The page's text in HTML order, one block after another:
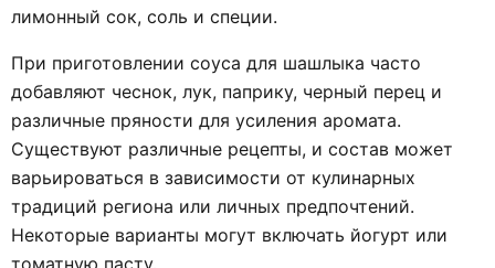
лимонный сок, соль и специи.
При приготовлении соуса для шашлыка часто
добавляют чеснок, лук, паприку, черный перец и
различные пряности для усиления аромата.
Существуют различные рецепты, и состав может
варьироваться в зависимости от кулинарных
традиций региона или личных предпочтений.
Некоторые варианты могут включать йогурт или
томатную пасту.